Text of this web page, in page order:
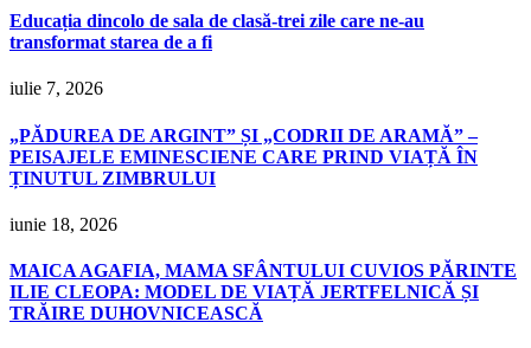
Educația dincolo de sala de clasă-trei zile care ne-au
transformat starea de a fi
iulie 7, 2026
„PĂDUREA DE ARGINT” ȘI „CODRII DE ARAMĂ” –
PEISAJELE EMINESCIENE CARE PRIND VIAȚĂ ÎN
ȚINUTUL ZIMBRULUI
iunie 18, 2026
MAICA AGAFIA, MAMA SFÂNTULUI CUVIOS PĂRINTE
ILIE CLEOPA: MODEL DE VIAȚĂ JERTFELNICĂ ȘI
TRĂIRE DUHOVNICEASCĂ